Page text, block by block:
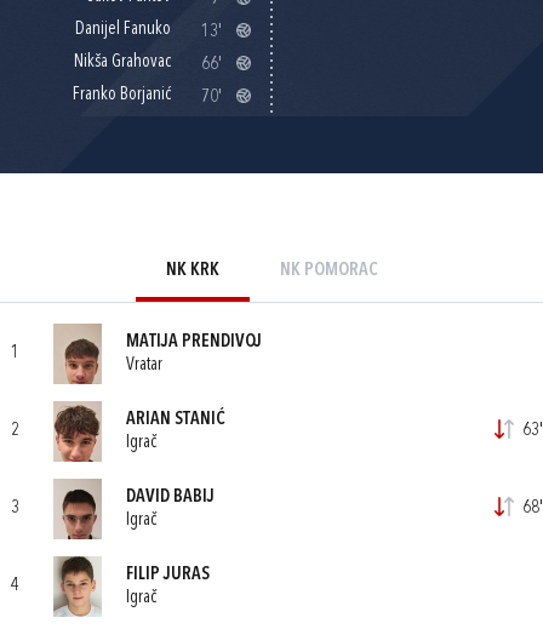
Danijel Fanuko
13'
Nikša Grahovac
66'
Franko Borjanić
70'
NK KRK NK POMORAC
1
MATIJA PRENDIVOJ
Vratar
2
ARIAN STANIĆ
Igrač
63'
3
DAVID BABIJ
Igrač
68'
4
FILIP JURAS
Igrač